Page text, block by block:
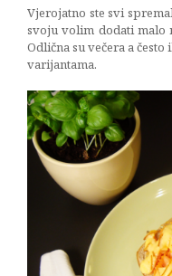
Vjerojatno ste svi
svoju volim dodati malo
Odlična su večera a
varijantama.